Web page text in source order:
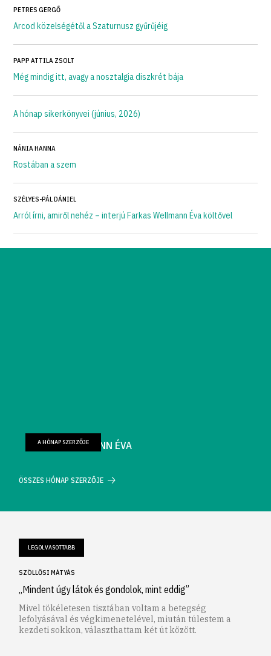
PETRES GERGŐ
Arcod közelségétől a Szaturnusz gyűrűjéig
PAPP ATTILA ZSOLT
Még mindig itt, avagy a nosztalgia diszkrét bája
A hónap sikerkönyvei (június, 2026)
NÁNIA HANNA
Rostában a szem
SZÉLYES-PÁL DÁNIEL
Arról írni, amiről nehéz – interjú Farkas Wellmann Éva költővel
FARKAS WELLMANN ÉVA
A HÓNAP SZERZŐJE
ÖSSZES HÓNAP SZERZŐJE
LEGOLVASOTTABB
SZÖLLŐSI MÁTYÁS
„Mindent úgy látok és gondolok, mint eddig”
Mivel tökéletesen tisztában voltam a betegség
lefolyásával és végkimenetelével, miután túlestem a
kezdeti sokkon, választhattam két út között.